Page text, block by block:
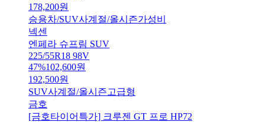
178,200원
승용차/SUV사계절/올시즌가성비
넥센
엔페라 슈프림 SUV
225/55R18 98V
47%102,600원
192,500원
SUV사계절/올시즌고급형
금호
[금호타이어특가] 크루젠 GT 프로 HP72